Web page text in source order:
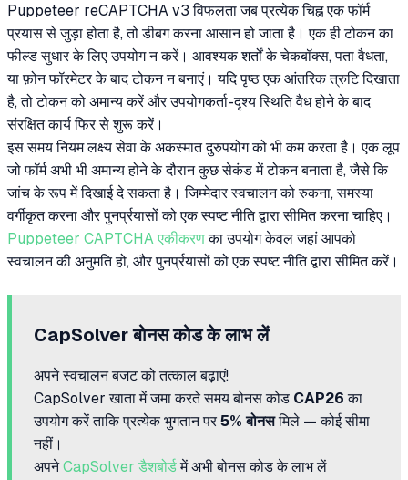
Puppeteer reCAPTCHA v3 विफलता जब प्रत्येक चिह्न एक फॉर्म
प्रयास से जुड़ा होता है, तो डीबग करना आसान हो जाता है। एक ही टोकन का
फील्ड सुधार के लिए उपयोग न करें। आवश्यक शर्तों के चेकबॉक्स, पता वैधता,
या फ़ोन फॉरमेटर के बाद टोकन न बनाएं। यदि पृष्ठ एक आंतरिक त्रुटि दिखाता
है, तो टोकन को अमान्य करें और उपयोगकर्ता-दृश्य स्थिति वैध होने के बाद
संरक्षित कार्य फिर से शुरू करें।
इस समय नियम लक्ष्य सेवा के अकस्मात दुरुपयोग को भी कम करता है। एक लूप
जो फॉर्म अभी भी अमान्य होने के दौरान कुछ सेकंड में टोकन बनाता है, जैसे कि
जांच के रूप में दिखाई दे सकता है। जिम्मेदार स्वचालन को रुकना, समस्या
वर्गीकृत करना और पुनर्प्रयासों को एक स्पष्ट नीति द्वारा सीमित करना चाहिए।
Puppeteer CAPTCHA एकीकरणका उपयोग केवल जहां आपको
स्वचालन की अनुमति हो, और पुनर्प्रयासों को एक स्पष्ट नीति द्वारा सीमित करें।
CapSolver बोनस कोड के लाभ लें
अपने स्वचालन बजट को तत्काल बढ़ाएं!
CapSolver खाता में जमा करते समय बोनस कोड CAP26 का
उपयोग करें ताकि प्रत्येक भुगतान पर 5% बोनसमिले — कोई सीमा
नहीं।
अपनेCapSolver डैशबोर्डमें अभी बोनस कोड के लाभ लें